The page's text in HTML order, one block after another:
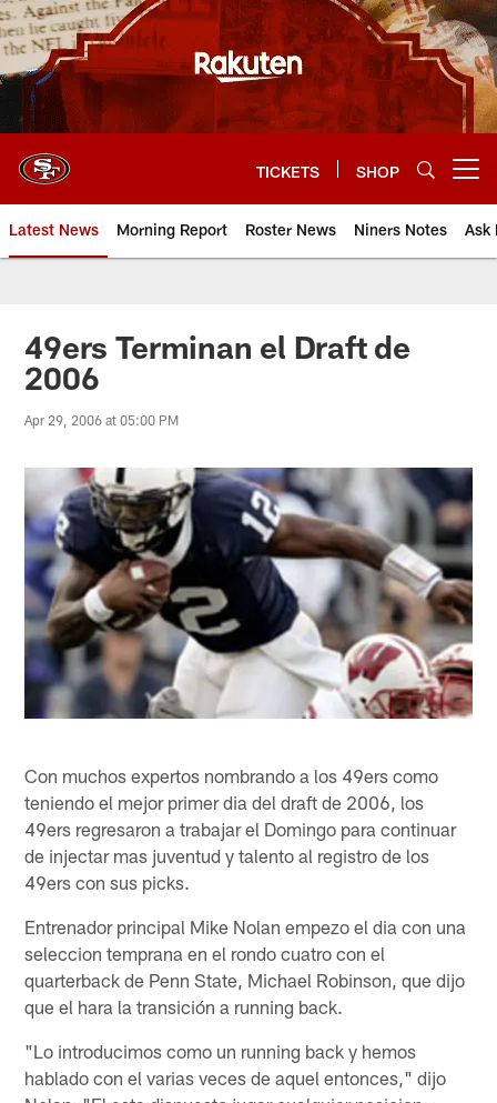
Skip
to
main
content
TICKETS SHOP
Latest News Morning Report Roster News Niners Notes Ask
49ers Terminan el Draft de
2006
Apr 29, 2006 at 05:00 PM
Con muchos expertos nombrando a los 49ers como
teniendo el mejor primer dia del draft de 2006, los
49ers regresaron a trabajar el Domingo para continuar
de injectar mas juventud y talento al registro de los
49ers con sus picks.
Entrenador principal Mike Nolan empezo el dia con una
seleccion temprana en el rondo cuatro con el
quarterback de Penn State, Michael Robinson, que dijo
que el hara la transición a running back.
"Lo introducimos como un running back y hemos
hablado con el varias veces de aquel entonces," dijo